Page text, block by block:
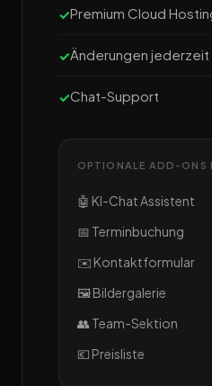
Premium Cloud
Änderungen jederzeit
Chat-Support
OPTIONALE ADD-ONS
🤖 KI-Chat Assistent
📅 Terminbuchung
✉️ Kontaktformular
🖼️ Bildergalerie
👥 Team-Sektion
💶 Preisliste